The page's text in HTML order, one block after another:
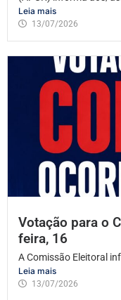
Leia mais
13/07/2026
Votação para o
feira, 16
A Comissão Eleitoral
Leia mais
13/07/2026